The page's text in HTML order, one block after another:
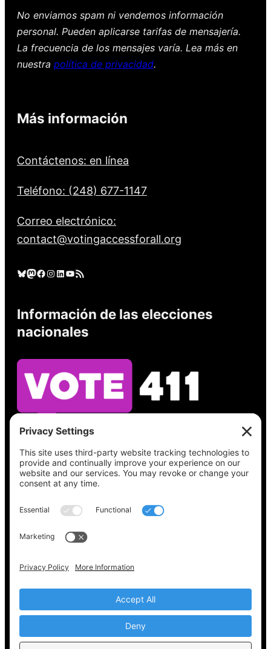
No enviamos spam ni vendemos información
personal. Pueden aplicarse tarifas de mensajería.
La frecuencia de los mensajes varía. Lea más en
nuestra política de privacidad.
Más información
Contáctenos: en línea
Teléfono: (248) 677-1147
Correo electrónico:
contact@votingaccessforall.org
Cielo azul Mastodonte Facebook Instagram LinkedIn YouTube Feed RSS
Información de las elecciones
nacionales
Vea lo que hay en su boleta, encuentre su
lugar de votación, verifique el estado de su
registro y obtenga toda la información
electoral que necesita enVote411.org.
Por favor no utilice:
Derechos de autor © 2022-2024 Coalición de
acceso al voto para todos